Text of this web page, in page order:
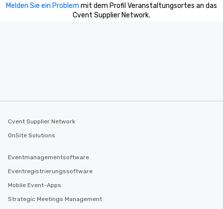
Melden Sie ein Problem mit dem Profil Veranstaltungsortes an das
Cvent Supplier Network.
Cvent Supplier Network
OnSite Solutions
Eventmanagementsoftware
Eventregistrierungssoftware
Mobile Event-Apps
Strategic Meetings Management